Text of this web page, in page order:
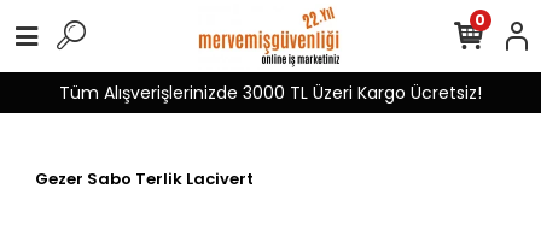
Tüm Alışverişlerinizde 3000 TL Üzeri Kargo Ücretsiz!
0
Gezer Sabo Terlik Lacivert